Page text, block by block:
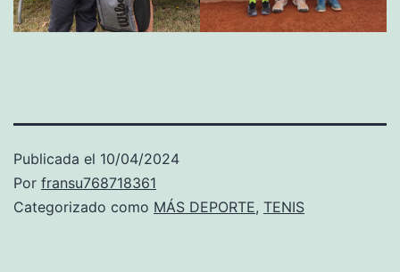
Publicada el 10/04/2024
Por fransu768718361
Categorizado como MÁS DEPORTE, TENIS